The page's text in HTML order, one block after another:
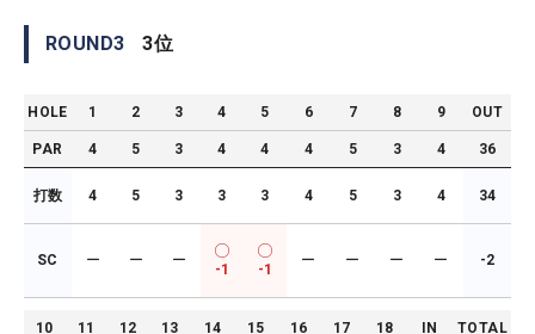
ROUND3 3位
HOLE 1 2 3 4 5 6 7 8 9 OUT
PAR 4 5 3 4 4 4 5 3 4 36
打数 4 5 3 3 3 4 5 3 4 34
SC ー ー ー
-1 -1
ー ー ー ー -2
10 11 12 13 14 15 16 17 18 IN TOTAL